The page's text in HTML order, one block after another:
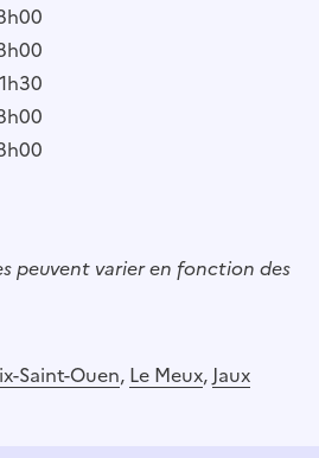
peuvent varier en fonction des
Saint-Ouen, Le Meux, Jaux